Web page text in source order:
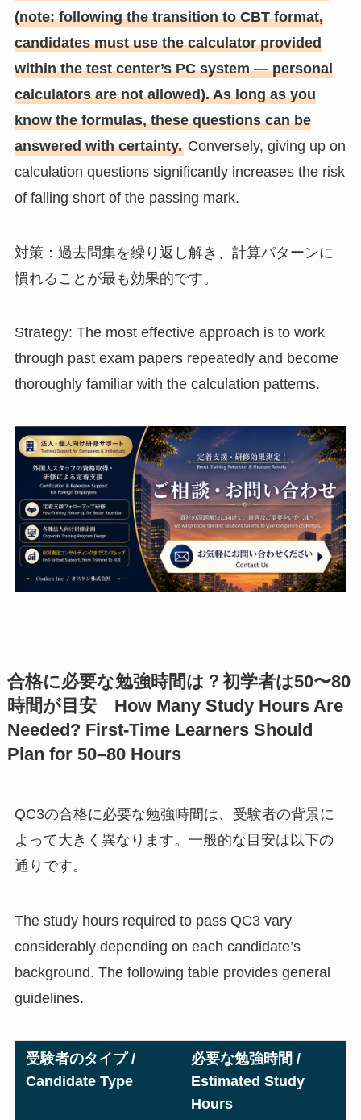
(note: following the transition to CBT format,
candidates must use the calculator provided
within the test center’s PC system — personal
calculators are not allowed). As long as you
know the formulas, these questions can be
answered with certainty.Conversely, giving up on
calculation questions significantly increases the risk
of falling short of the passing mark.
対策：過去問集を繰り返し解き、計算パターンに
慣れることが最も効果的です。
Strategy: The most effective approach is to work
through past exam papers repeatedly and become
thoroughly familiar with the calculation patterns.
合格に必要な勉強時間は？初学者は50〜80
時間が目安 How Many Study Hours Are
Needed? First-Time Learners Should
Plan for 50–80 Hours
QC3の合格に必要な勉強時間は、受験者の背景に
よって大きく異なります。一般的な目安は以下の
通りです。
The study hours required to pass QC3 vary
considerably depending on each candidate’s
background. The following table provides general
guidelines.
受験者のタイプ /
Candidate Type
必要な勉強時間 /
Estimated Study
Hours